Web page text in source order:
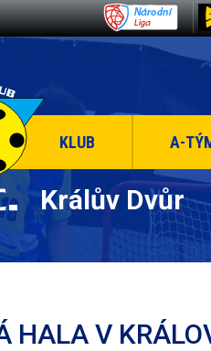
KLUB A-
Králův Dvůr
HALA V